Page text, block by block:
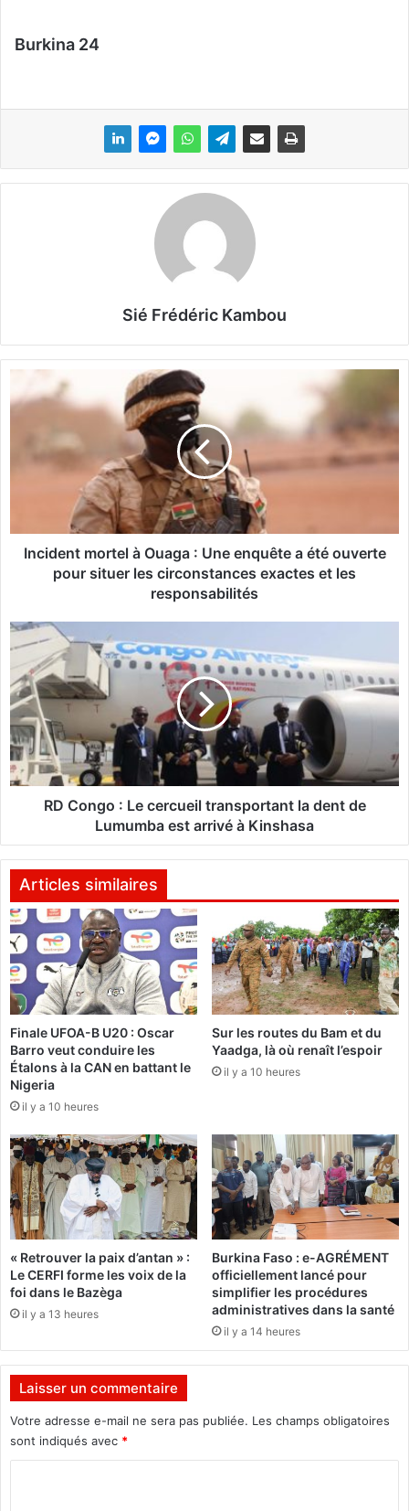
Burkina 24
Sié Frédéric Kambou
n
m
l
à
u
a
g
a
:
U
n
ê
t
e
a
é
t
é
o
u
v
e
t
e
p
o
u
r
s
i
t
u
l
s
Incident mortel à Ouaga : Une enquête a été ouverte
pour situer les circonstances exactes et les
responsabilités
R
D
o
n
g
o
:
L
e
r
u
e
i
l
t
r
a
n
s
p
o
r
a
n
t
l
a
e
n
d
u
m
u
m
RD Congo : Le cercueil transportant la dent de
Lumumba est arrivé à Kinshasa
Articles similaires
Finale UFOA-B U20 : Oscar
Barro veut conduire les
Étalons à la CAN en battant le
Nigeria
il y a 10 heures
Sur les routes du Bam et du
Yaadga, là où renaît l’espoir
il y a 10 heures
« Retrouver la paix d’antan » :
Le CERFI forme les voix de la
foi dans le Bazèga
il y a 13 heures
Burkina Faso : e-AGRÉMENT
officiellement lancé pour
simplifier les procédures
administratives dans la santé
il y a 14 heures
Laisser un commentaire
Votre adresse e-mail ne sera pas publiée. Les champs obligatoires
sont indiqués avec *